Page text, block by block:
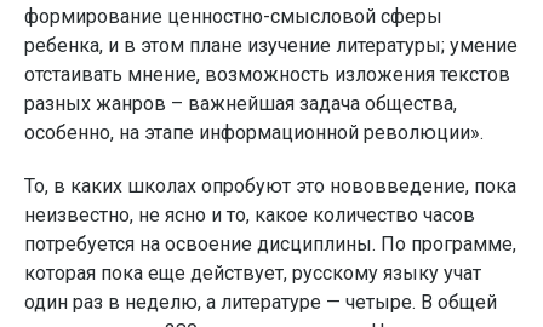
формирование ценностно-смысловой сферы
ребенка, и в этом плане изучение литературы; умение
отстаивать мнение, возможность изложения текстов
разных жанров – важнейшая задача общества,
особенно, на этапе информационной революции».
То, в каких школах опробуют это нововведение, пока
неизвестно, не ясно и то, какое количество часов
потребуется на освоение дисциплины. По программе,
которая пока еще действует, русскому языку учат
один раз в неделю, а литературе — четыре. В общей